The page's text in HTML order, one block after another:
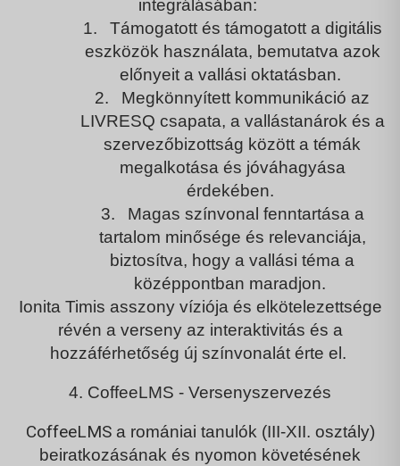
integrálásában:
1.
Támogatott és támogatotta digitális
eszközök használata, bemutatva azok
előnyeit a vallási oktatásban.
2.
Megkönnyített kommunikáció az
LIVRESQ csapata, a vallástanárok és a
szervezőbizottság között a témák
megalkotása és jóváhagyása
érdekében.
3.
Magas színvonal fenntartása a
tartalom minősége és relevanciája,
biztosítva, hogy a vallási téma a
középpontban maradjon.
Ionita Timis asszony víziója és elkötelezettsége
révén a verseny az interaktivitás és a
hozzáférhetőség új színvonalát érte el.
4. CoffeeLMS - Versenyszervezés
CoffeeLMSa romániai tanulók (III-XII. osztály)
beiratkozásának és nyomon követésének